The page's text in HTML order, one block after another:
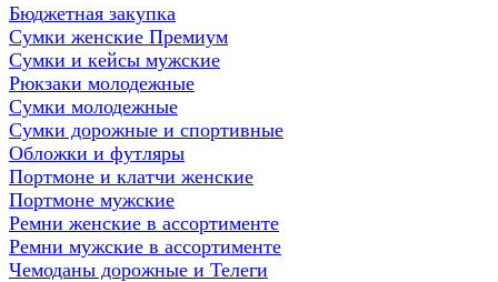
Бюджетная закупка
Сумки женские Премиум
Сумки и кейсы мужские
Рюкзаки молодежные
Сумки молодежные
Сумки дорожные и спортивные
Обложки и футляры
Портмоне и клатчи женские
Портмоне мужские
Ремни женские в ассортименте
Ремни мужские в ассортименте
Чемоданы дорожные и Телеги